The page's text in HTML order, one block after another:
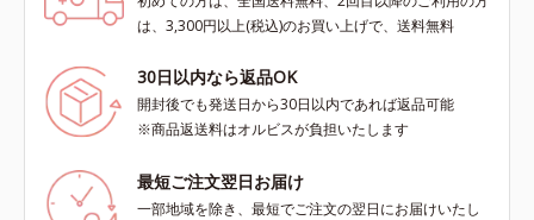
は、3,300円以上(税込)のお買い上げで、送料無料
30日以内なら返品OK
開封後でも発送日から30日以内であれば返品可能
※商品返送料はオルビスが負担いたします
最短ご注文翌日お届け
一部地域を除き、最短でご注文の翌日にお届けいたし